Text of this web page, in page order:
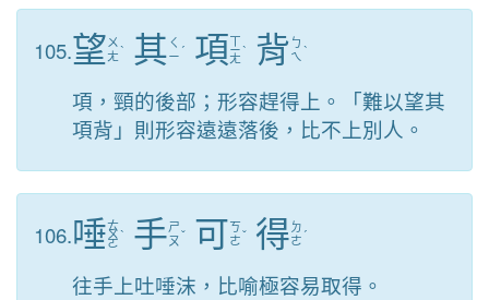
105.望 ㄨ
ㄤˋ 其 ㄑ
ㄧ ˊ 項 ㄒ
ㄧ
ㄤ
ˋ 背 ㄅ
ㄟ ˋ
項，頸的後部；形容趕得上。「難以望其
項背」則形容遠遠落後，比不上別人。
106.唾ㄊ
ㄨ
ㄛ
ˋ 手ㄕ
ㄡˇ 可ㄎ
ㄜˇ 得 ㄉ
ㄜ ˊ
往手上吐唾沫，比喻極容易取得。